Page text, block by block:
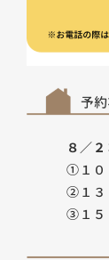
８／２３
①１０：
②１３：
③１５：